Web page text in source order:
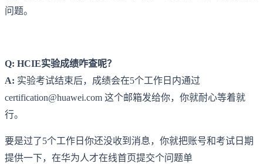
问题。
Q: HCIE实验成绩咋查呢？
A: 实验考试结束后，成绩会在5个工作日内通过
certification@huawei.com 这个邮箱发给你，你就耐心等着就
行。
要是过了5个工作日你还没收到消息，你就把账号和考试日期
提供一下，在华为人才在线首页提交个问题单